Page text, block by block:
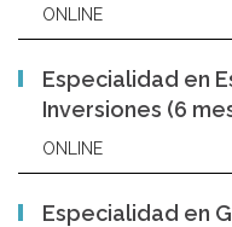
ONLINE
Especialidad en
Inversiones (6
ONLINE
Especialidad en